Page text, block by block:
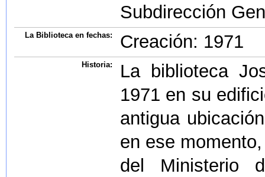
Subdirección
La Biblioteca en fechas: Creación: 1971
Historia:
La biblioteca
1971 en su
antigua
en ese
del Ministerio